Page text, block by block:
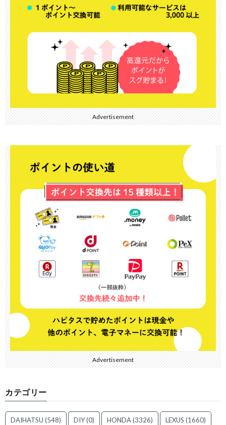
Advertisement
Advertisement
カテゴリー
DAIHATSU (548) DIY(0) HONDA(3326) LEXUS (1660)